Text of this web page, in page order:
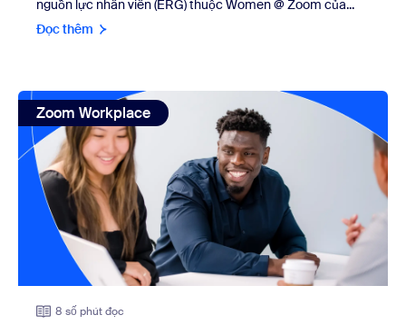
nguồn lực nhân viên (ERG) thuộc Women @ Zoom của...
Đọc thêm
view: Zoom nói về Zoom: cách chúng tôi làm việc theo
Zoom Workplace
8 số phút đọc